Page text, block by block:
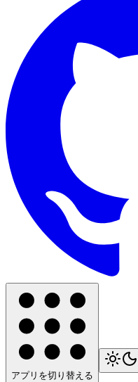
アプリを切り替える